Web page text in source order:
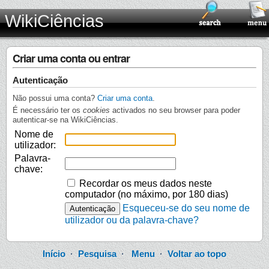
WikiCiências
Criar uma conta ou entrar
Autenticação
Não possui uma conta? Criar uma conta
É necessário ter os cookies activados no seu browser para poder
autenticar-se na WikiCiências.
Nome de
utilizador:
Palavra-
chave:
Recordar os meus dados neste
computador (no máximo, por 180 dias)
Esqueceu-se do seu nome de
utilizador ou da palavra-chave?
Início· Pesquisa·Menu ·Voltar ao topo